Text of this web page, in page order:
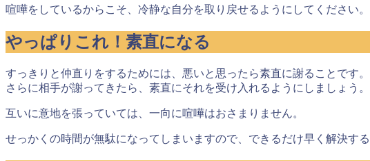
喧嘩をしているからこそ、冷静な自分を取り戻せるようにしてください。
やっぱりこれ！素直になる
すっきりと仲直りをするためには、悪いと思ったら素直に謝ることです。
さらに相手が謝ってきたら、素直にそれを受け入れるようにしましょう。
互いに意地を張っていては、一向に喧嘩はおさまりません。
せっかくの時間が無駄になってしまいますので、できるだけ早く解決する